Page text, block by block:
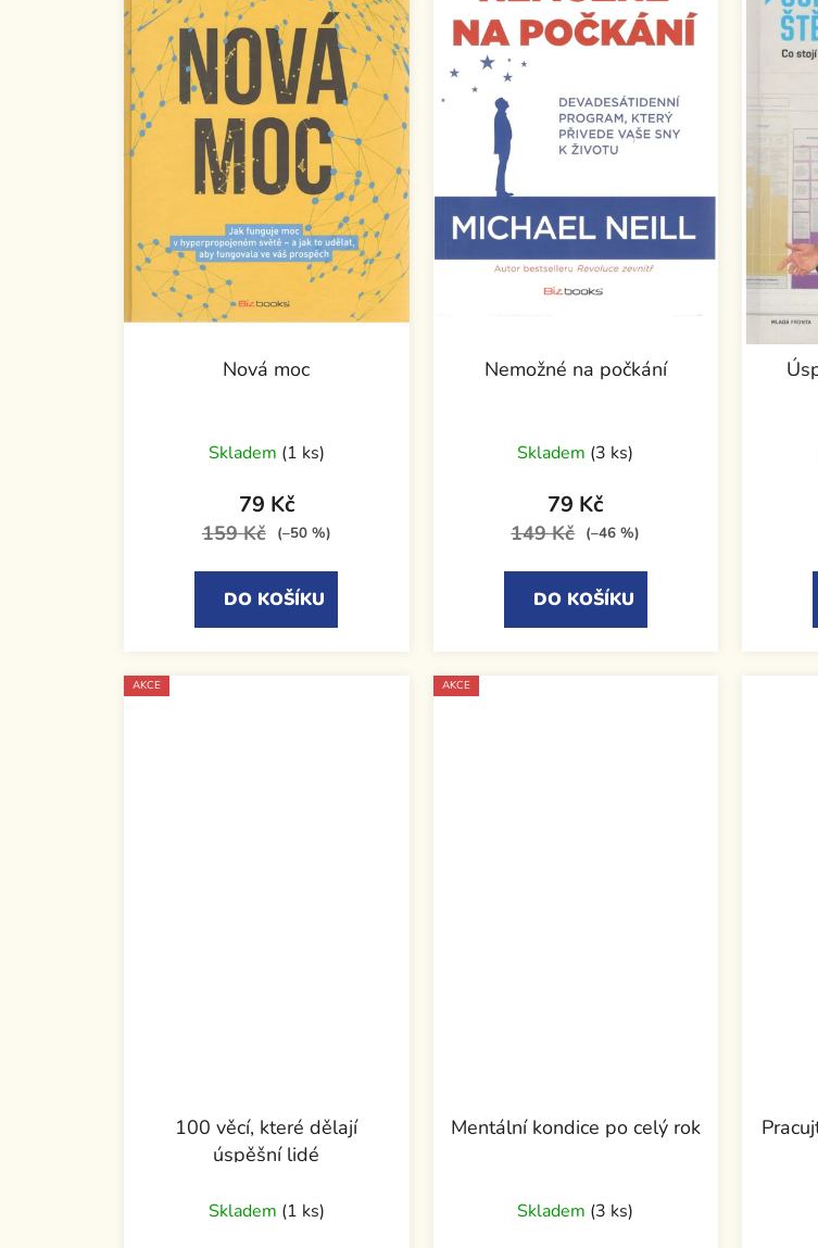
Nová moc
Skladem (1 ks)
79 Kč
159 Kč (–50 %)
DO KOŠÍKU
Nemožné na počkání
hodnocení
produktu
je
5
Skladem (3 ks)
79 Kč
149 Kč (–46 %)
DO KOŠÍKU
AKCE
100 věcí, které dělají
úspěšní lidé
Skladem (1 ks)
AKCE
Mentální kondice po celý rok
Skladem (3 ks)